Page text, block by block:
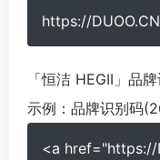
https://
「恒洁 HEGII」品
示例： 品牌识别码
<a href="https://